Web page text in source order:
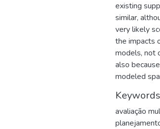
existing
similar,
very likely
the impacts
models, not
also
modeled
Keywords
avaliação